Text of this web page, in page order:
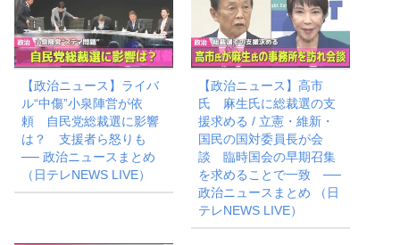
【政治ニュース】ライバ
ル“中傷”小泉陣営が依
頼 自民党総裁選に影響
は？ 支援者ら怒りも
── 政治ニュースまとめ
（日テレNEWS LIVE）
【政治ニュース】高市
氏 麻生氏に総裁選の支
援求める / 立憲・維新・
国民の国対委員長が会
談 臨時国会の早期召集
を求めることで一致 ──
政治ニュースまとめ （日
テレNEWS LIVE）